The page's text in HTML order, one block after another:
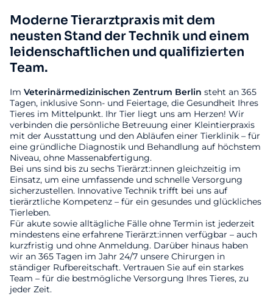
Moderne Tierarztpraxis mit dem
neusten Stand der Technik und einem
leidenschaftlichen und qualifizierten
Team.
Im Veterinärmedizinischen Zentrum Berlin steht an 365
Tagen, inklusive Sonn- und Feiertage, die Gesundheit Ihres
Tieres im Mittelpunkt. Ihr Tier liegt uns am Herzen! Wir
verbinden die persönliche Betreuung einer Kleintierpraxis
mit der Ausstattung und den Abläufen einer Tierklinik – für
eine gründliche Diagnostik und Behandlung auf höchstem
Niveau, ohne Massenabfertigung.
Bei uns sind bis zu sechs Tierärzt:innen gleichzeitig im
Einsatz, um eine umfassende und schnelle Versorgung
sicherzustellen. Innovative Technik trifft bei uns auf
tierärztliche Kompetenz – für ein gesundes und glückliches
Tierleben.
Für akute sowie alltägliche Fälle ohne Termin ist jederzeit
mindestens eine erfahrene Tierärzt:innen verfügbar – auch
kurzfristig und ohne Anmeldung. Darüber hinaus haben
wir an 365 Tagen im Jahr 24/7 unsere Chirurgen in
ständiger Rufbereitschaft. Vertrauen Sie auf ein starkes
Team – für die bestmögliche Versorgung Ihres Tieres, zu
jeder Zeit.